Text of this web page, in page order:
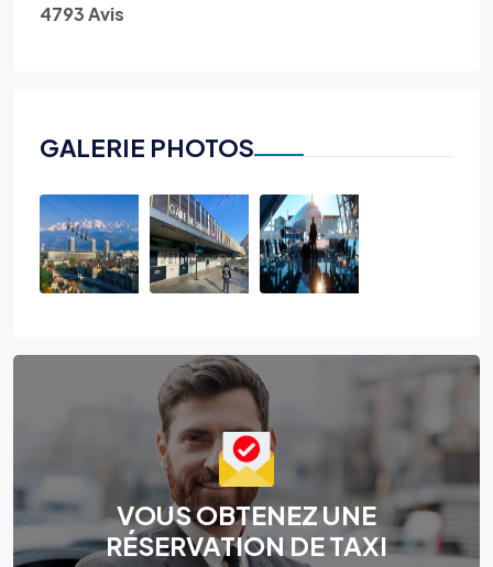
4793 Avis
GALERIE PHOTOS
VOUS OBTENEZ UNE
RÉSERVATION DE TAXI